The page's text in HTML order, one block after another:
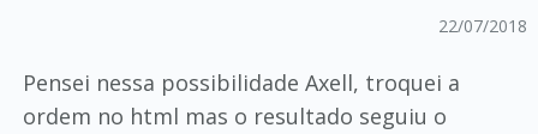
22/07/2018
Pensei nessa possibilidade Axell, troquei a
ordem no html mas o resultado seguiu o